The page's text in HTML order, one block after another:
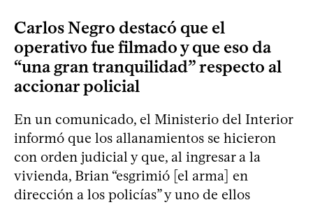
Carlos Negro destacó que el
operativo fue filmado y que eso da
“una gran tranquilidad” respecto al
accionar policial
En un comunicado, el Ministerio del Interior
informó que los allanamientos se hicieron
con orden judicial y que, al ingresar a la
vivienda, Brian “esgrimió [el arma] en
dirección a los policías” y uno de ellos